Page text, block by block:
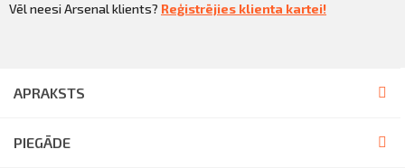
Vēl neesi Arsenal klients? Reģistrējies klienta kartei!
APRAKSTS
PIEGĀDE